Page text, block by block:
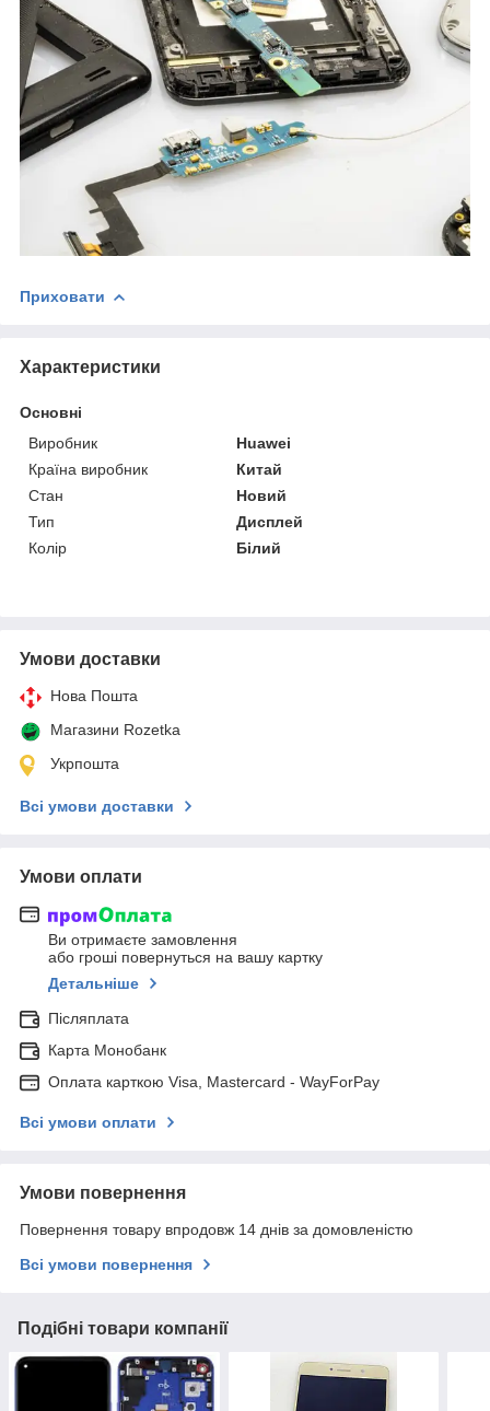
Приховати
Характеристики
Основні
Виробник
Huawei
Країна виробник
Китай
Стан
Новий
Тип
Дисплей
Колір
Білий
Умови доставки
Нова Пошта
Магазини Rozetka
Укрпошта
Всі умови доставки
Умови оплати
Ви отримаєте замовлення
або гроші повернуться на вашу картку
Детальніше
Післяплата
Карта Монобанк
Оплата карткою Visa, Mastercard - WayForPay
Всі умови оплати
Умови повернення
Повернення товару впродовж 14 днів за домовленістю
Всі умови повернення
Подібні товари компанії